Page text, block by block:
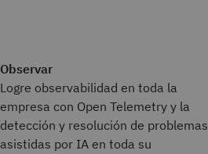
Observar
Logre observabilidad en toda la
empresa con Open Telemetry y la
detección y resolución de problemas
asistidas por IA en toda su